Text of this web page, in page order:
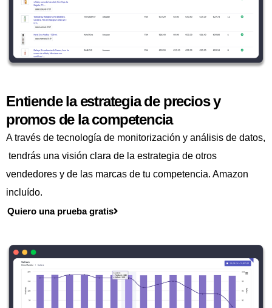
Entiende la estrategia de precios y
promos de la competencia
A través de tecnología de monitorización y análisis de datos,
tendrás una visión clara de la estrategia de otros
vendedores y de las marcas de tu competencia. Amazon
incluído.
Quiero una prueba gratis